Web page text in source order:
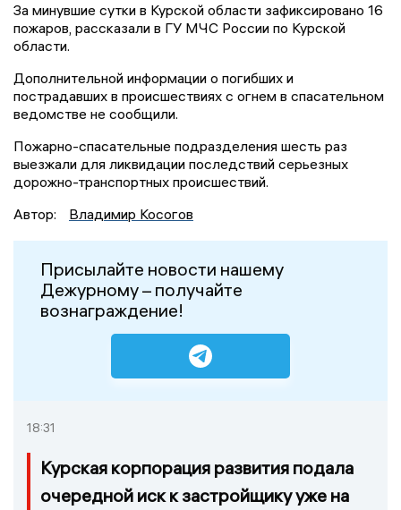
За минувшие сутки в Курской области зафиксировано 16
пожаров, рассказали в ГУ МЧС России по Курской
области.
Дополнительной информации о погибших и
пострадавших в происшествиях с огнем в спасательном
ведомстве не сообщили.
Пожарно-спасательные подразделения шесть раз
выезжали для ликвидации последствий серьезных
дорожно-транспортных происшествий.
Автор:
Владимир Косогов
Присылайте новости нашему
Дежурному – получайте
вознаграждение!
18:31
Курская корпорация развития подала
очередной иск к застройщику уже на